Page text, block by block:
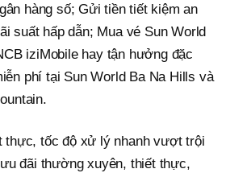
hàng số; Gửi tiền tiết kiệm an
suất hấp dẫn; Mua vé Sun World
iziMobile hay tận hưởng đặc
phí tại Sun World Ba Na Hills và
thực, tốc độ xử lý nhanh vượt trội
đãi thường xuyên, thiết thực,